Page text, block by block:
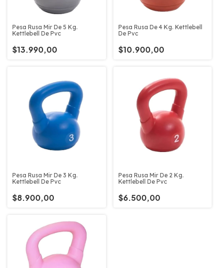
Pesa Rusa Mir De 5 Kg.
Kettlebell De Pvc
$13.990,00
Pesa Rusa De 4 Kg. Kettlebell
De Pvc
$10.900,00
Pesa Rusa Mir De 3 Kg.
Kettlebell De Pvc
$8.900,00
Pesa Rusa Mir De 2 Kg.
Kettlebell De Pvc
$6.500,00